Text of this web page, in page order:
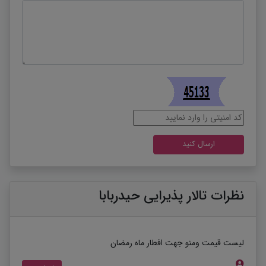
نظرات تالار پذیرایی حیدربابا
لیست قیمت ومنو جهت افطار ماه رمضان